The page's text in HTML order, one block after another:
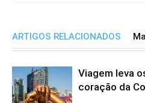
ARTIGOS RELACIONADOS
Viagem leva
coração da